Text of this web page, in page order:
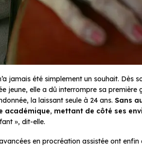
jamais été simplement un souhait. Dès
jeune, elle a dû interrompre sa première
la laissant seule à 24 ans. Sans
académique, mettant de côté ses
», dit-elle.
en procréation assistée ont